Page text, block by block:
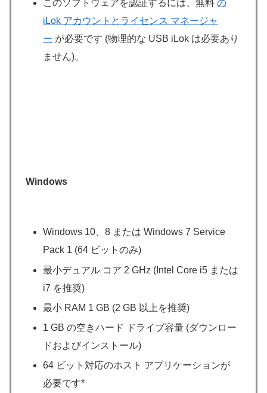
このソフトウェアを認証するには、無料の
iLok アカウントとライセンス マネージャ
ー が必要です (物理的な USB iLok は必要あり
ません)。
Windows
Windows 10、8 または Windows 7 Service
Pack 1 (64 ビットのみ)
最小デュアル コア 2 GHz (Intel Core i5 または
i7 を推奨)
最小 RAM 1 GB (2 GB 以上を推奨)
1 GB の空きハード ドライブ容量 (ダウンロー
ドおよびインストール)
64 ビット対応のホスト アプリケーションが
必要です*